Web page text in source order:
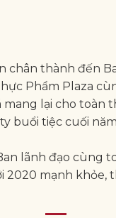
chân thành đến
Phẩm Plaza
lại cho toàn
buổi tiệc cuối
lãnh đạo cùng
2020 mạnh khỏe,